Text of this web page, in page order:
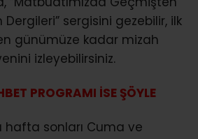
sergisini gezebilir, ilk
günümüze kadar mizah
izleyebilirsiniz.
PROGRAMI İSE ŞÖYLE
hafta sonları Cuma ve